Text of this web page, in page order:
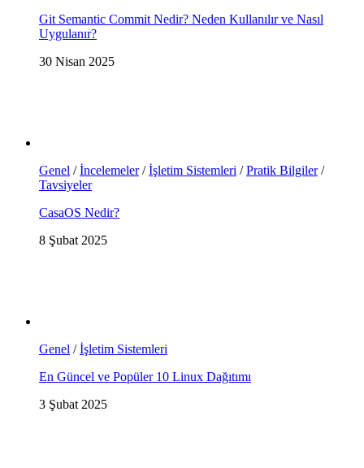
Git Semantic Commit Nedir? Neden Kullanılır ve Nasıl
Uygulanır?
30 Nisan 2025
Genel /İncelemeler/İşletim Sistemleri /Pratik Bilgiler/
Tavsiyeler
CasaOS Nedir?
8 Şubat 2025
Genel /İşletim Sistemleri
En Güncel ve Popüler 10 Linux Dağıtımı
3 Şubat 2025